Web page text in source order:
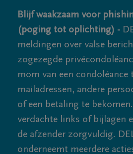
Blijf waakzaam voor
(poging tot oplichting) -
meldingen over valse
zogezegde
mom van een condoléance
mailadressen, andere
of een betaling te
verdachte links of bijlagen
de afzender zorgvuldig.
onderneemt meerdere